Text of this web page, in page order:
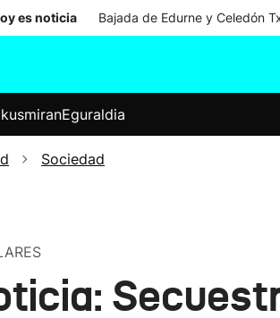
es noticia Bajada de Edurne y Celedón
Eguraldia
Sociedad